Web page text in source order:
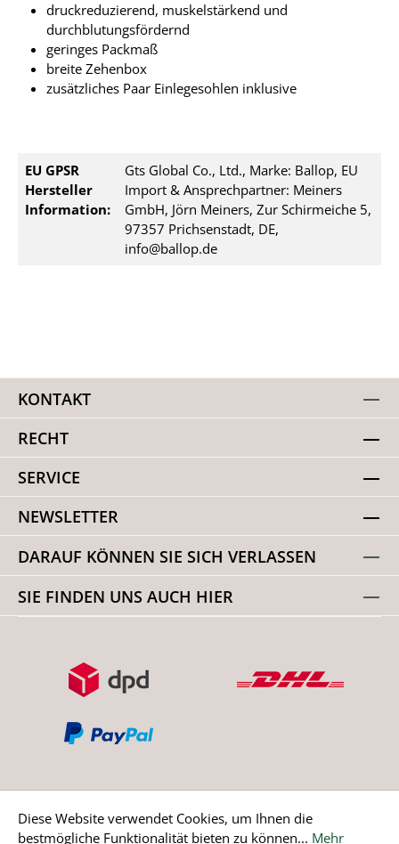
druckreduzierend, muskelstärkend und
durchblutungsfördernd
geringes Packmaß
breite Zehenbox
zusätzliches Paar Einlegesohlen inklusive
EU GPSR
Hersteller
Information:
Gts Global Co., Ltd., Marke: Ballop, EU
Import & Ansprechpartner: Meiners
GmbH, Jörn Meiners, Zur Schirmeiche 5,
97357 Prichsenstadt, DE,
info@ballop.de
KONTAKT
RECHT
SERVICE
NEWSLETTER
DARAUF KÖNNEN SIE SICH VERLASSEN
SIE FINDEN UNS AUCH HIER
Bestellung widerrufen
Diese Website verwendet Cookies, um Ihnen die
bestmögliche Funktionalität bieten zu können... Mehr